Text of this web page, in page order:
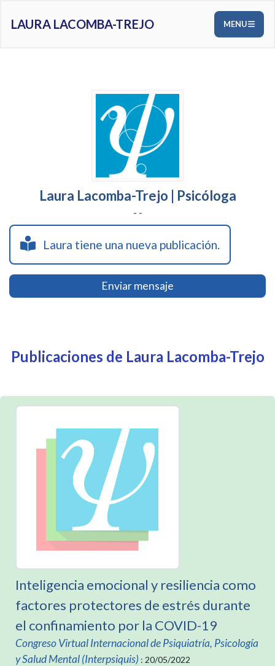
LAURA LACOMBA-TREJO MENU
Laura Lacomba-Trejo | Psicóloga
- -
Laura tiene una nueva publicación.
Enviar mensaje
Publicaciones de Laura Lacomba-Trejo
Inteligencia emocional y resiliencia como
factores protectores de estrés durante
el confinamiento por la COVID-19
Congreso Virtual Internacional de Psiquiatría, Psicología
y Salud Mental (Interpsiquis) : 20/05/2022